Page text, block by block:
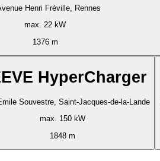
Henri Fréville, Rennes
max. 22 kW
1376 m
HyperCharger
Souvestre, Saint-Jacques-de-la-Lande
max. 150 kW
1848 m